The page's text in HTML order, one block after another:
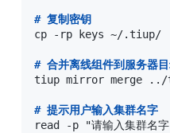
# 复制密钥
cp -rp keys ~/.tiup/
# 合并离线组件到服务器
tiup mirror merge ../
# 提示用户输入集群名字
read -p "请输入集群名